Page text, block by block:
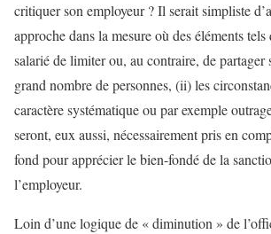
critiquer son employeur ? Il serait simpliste
approche dans la mesure où des éléments
salarié de limiter ou, au contraire, de partager
grand nombre de personnes, (ii) les
caractère systématique ou par exemple
seront, eux aussi, nécessairement pris en
fond pour apprécier le bien-fondé de la
l’employeur.
Loin d’une logique de « diminution » de